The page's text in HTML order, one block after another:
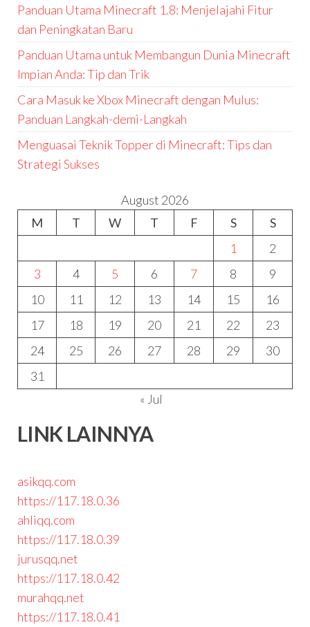
Panduan Utama Minecraft 1.8: Menjelajahi Fitur
dan Peningkatan Baru
Panduan Utama untuk Membangun Dunia Minecraft
Impian Anda: Tip dan Trik
Cara Masuk ke Xbox Minecraft dengan Mulus:
Panduan Langkah-demi-Langkah
Menguasai Teknik Topper di Minecraft: Tips dan
Strategi Sukses
August 2026
M
T W T F S
S
1
2
3
4 5 6 7 8
9
10
11 12 13 14 15
16
17
18 19 20 21 22
23
24
25 26 27 28 29
30
31
« Jul
LINK LAINNYA
asikqq.com
https://117.18.0.36
ahliqq.com
https://117.18.0.39
jurusqq.net
https://117.18.0.42
murahqq.net
https://117.18.0.41